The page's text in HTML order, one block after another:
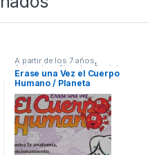
A partir de los 7 años,
Animados Ciencias Sociales
Cultura Para Niños ,Didácticos
Educación y Pedagogía
Erase una Vez el Cuerpo
Humano / Planeta